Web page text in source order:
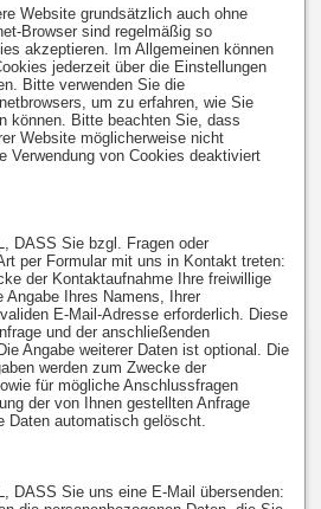
Website grundsätzlich auch ohne
Browser sind regelmäßig so
akzeptieren. Im Allgemeinen können
jederzeit über die Einstellungen
Bitte verwenden Sie die
um zu erfahren, wie Sie
können. Bitte beachten Sie, dass
Website möglicherweise nicht
Verwendung von Cookies deaktiviert
DASS Sie bzgl. Fragen oder
per Formular mit uns in Kontakt treten:
der Kontaktaufnahme Ihre freiwillige
Angabe Ihres Namens, Ihrer
E-Mail-Adresse erforderlich. Diese
und der anschließenden
Angabe weiterer Daten ist optional. Die
werden zum Zwecke der
für mögliche Anschlussfragen
der von Ihnen gestellten Anfrage
Daten automatisch gelöscht.
DASS Sie uns eine E-Mail übersenden: